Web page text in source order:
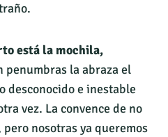
está la mochila,
penumbras la abraza el
desconocido e inestable
vez. La convence de no
nosotras ya queremos